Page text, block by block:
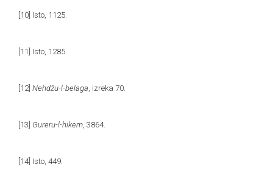
[10] Isto, 1125.
[11] Isto, 1285.
[12] Nehdžu-l-belaga , izreka 70.
[13] Gureru-l-hikem , 3864.
[14] Isto, 449.